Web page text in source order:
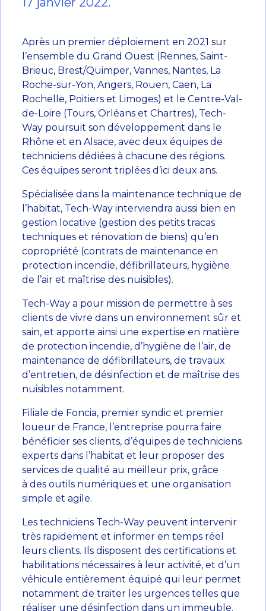
Après un premier déploiement en 2021 sur
l’ensemble du Grand Ouest (Rennes, Saint-
Brieuc, Brest/Quimper, Vannes, Nantes, La
Roche-sur-Yon, Angers, Rouen, Caen, La
Rochelle, Poitiers et Limoges) et le Centre-Val-
de-Loire (Tours, Orléans et Chartres), Tech-
Way poursuit son développement dans le
Rhône et en Alsace, avec deux équipes de
techniciens dédiées à chacune des régions.
Ces équipes seront triplées d’ici deux ans.
Spécialisée dans la maintenance technique de
l’habitat, Tech-Way interviendra aussi bien en
gestion locative (gestion des petits tracas
techniques et rénovation de biens) qu’en
copropriété (contrats de maintenance en
protection incendie, défibrillateurs, hygiène
de l’air et maîtrise des nuisibles).
Tech-Way a pour mission de permettre à ses
clients de vivre dans un environnement sûr et
sain, et apporte ainsi une expertise en matière
de protection incendie, d’hygiène de l’air, de
maintenance de défibrillateurs, de travaux
d’entretien, de désinfection et de maîtrise des
nuisibles notamment.
Filiale de Foncia, premier syndic et premier
loueur de France, l’entreprise pourra faire
bénéficier ses clients, d’équipes de techniciens
experts dans l’habitat et leur proposer des
services de qualité au meilleur prix, grâce
à des outils numériques et une organisation
simple et agile.
Les techniciens Tech-Way peuvent intervenir
très rapidement et informer en temps réel
leurs clients. Ils disposent des certifications et
habilitations nécessaires à leur activité, et d’un
véhicule entièrement équipé qui leur permet
notamment de traiter les urgences telles que
réaliser une désinfection dans un immeuble.